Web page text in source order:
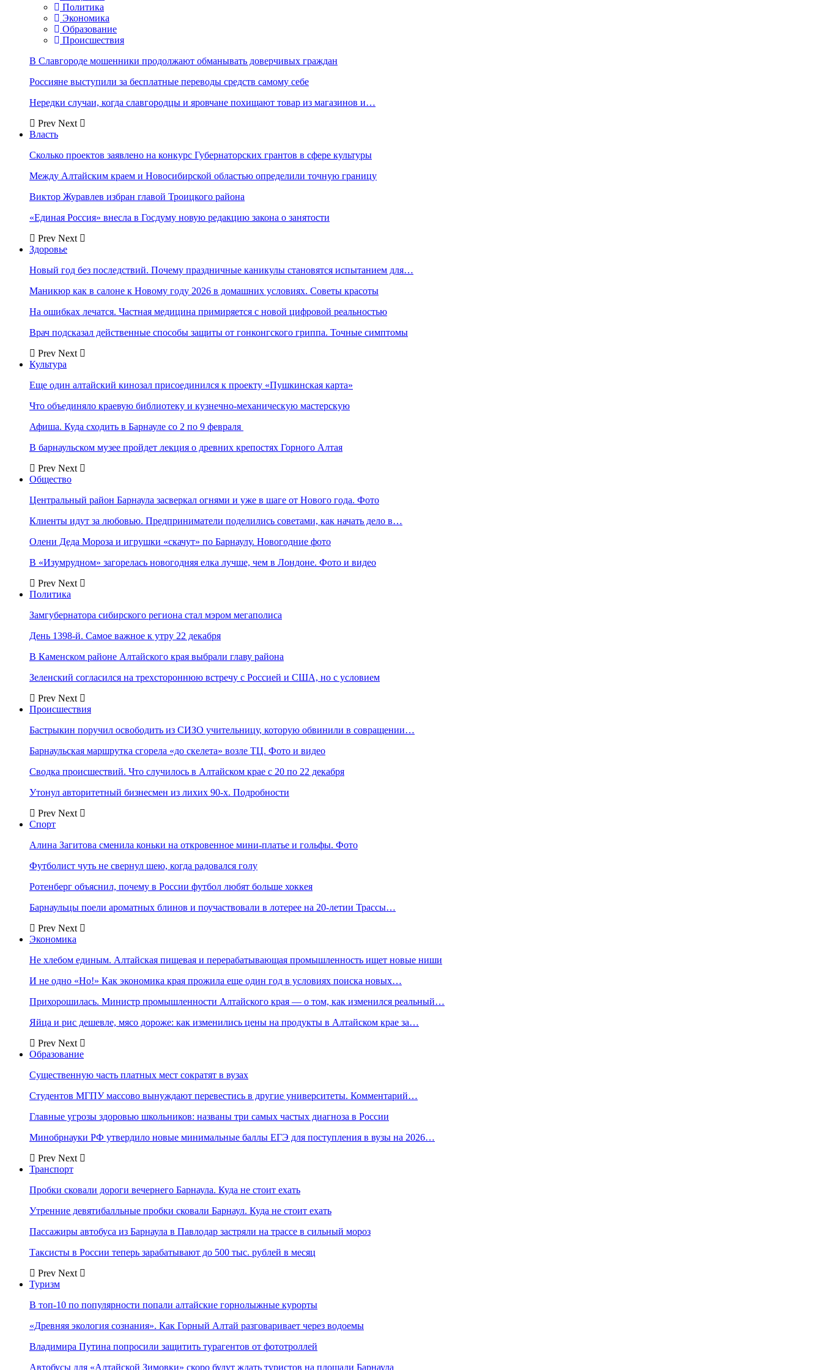
Политика
Экономика
Образование
Происшествия
В Славгороде мошенники продолжают обманывать доверчивых граждан
Россияне выступили за бесплатные переводы средств самому себе
Нередки случаи, когда славгородцы и яровчане похищают товар из магазинов и…
Prev Next
Власть
Сколько проектов заявлено на конкурс Губернаторских грантов в сфере культуры
Между Алтайским краем и Новосибирской областью определили точную границу
Виктор Журавлев избран главой Троицкого района
«Единая Россия» внесла в Госдуму новую редакцию закона о занятости
Prev Next
Здоровье
Новый год без последствий. Почему праздничные каникулы становятся испытанием для…
Маникюр как в салоне к Новому году 2026 в домашних условиях. Советы красоты
На ошибках лечатся. Частная медицина примиряется с новой цифровой реальностью
Врач подсказал действенные способы защиты от гонконгского гриппа. Точные симптомы
Prev Next
Культура
Еще один алтайский кинозал присоединился к проекту «Пушкинская карта»
Что объединяло краевую библиотеку и кузнечно-механическую мастерскую
Афиша. Куда сходить в Барнауле со 2 по 9 февраля
В барнаульском музее пройдет лекция о древних крепостях Горного Алтая
Prev Next
Общество
Центральный район Барнаула засверкал огнями и уже в шаге от Нового года. Фото
Клиенты идут за любовью. Предприниматели поделились советами, как начать дело в…
Олени Деда Мороза и игрушки «скачут» по Барнаулу. Новогодние фото
В «Изумрудном» загорелась новогодняя елка лучше, чем в Лондоне. Фото и видео
Prev Next
Политика
Замгубернатора сибирского региона стал мэром мегаполиса
День 1398-й. Самое важное к утру 22 декабря
В Каменском районе Алтайского края выбрали главу района
Зеленский согласился на трехстороннюю встречу с Россией и США, но с условием
Prev Next
Происшествия
Бастрыкин поручил освободить из СИЗО учительницу, которую обвинили в совращении…
Барнаульская маршрутка сгорела «до скелета» возле ТЦ. Фото и видео
Сводка происшествий. Что случилось в Алтайском крае с 20 по 22 декабря
Утонул авторитетный бизнесмен из лихих 90-х. Подробности
Prev Next
Спорт
Алина Загитова сменила коньки на откровенное мини-платье и гольфы. Фото
Футболист чуть не свернул шею, когда радовался голу
Ротенберг объяснил, почему в России футбол любят больше хоккея
Барнаульцы поели ароматных блинов и поучаствовали в лотерее на 20-летии Трассы…
Prev Next
Экономика
Не хлебом единым. Алтайская пищевая и перерабатывающая промышленность ищет новые ниши
И не одно «Но!» Как экономика края прожила еще один год в условиях поиска новых…
Прихорошилась. Министр промышленности Алтайского края — о том, как изменился реальный…
Яйца и рис дешевле, мясо дороже: как изменились цены на продукты в Алтайском крае за…
Prev Next
Образование
Существенную часть платных мест сократят в вузах
Студентов МГПУ массово вынуждают перевестись в другие университеты. Комментарий…
Главные угрозы здоровью школьников: названы три самых частых диагноза в России
Минобрнауки РФ утвердило новые минимальные баллы ЕГЭ для поступления в вузы на 2026…
Prev Next
Транспорт
Пробки сковали дороги вечернего Барнаула. Куда не стоит ехать
Утренние девятибалльные пробки сковали Барнаул. Куда не стоит ехать
Пассажиры автобуса из Барнаула в Павлодар застряли на трассе в сильный мороз
Таксисты в России теперь зарабатывают до 500 тыс. рублей в месяц
Prev Next
Туризм
В топ-10 по популярности попали алтайские горнолыжные курорты
«Древняя экология сознания». Как Горный Алтай разговаривает через водоемы
Владимира Путина попросили защитить турагентов от фототроллей
Автобусы для «Алтайской Зимовки» скоро будут ждать туристов на площади Барнаула